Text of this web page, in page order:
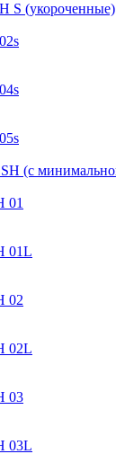
S (укороченные)
(с
01
01L
02
02L
03
03L